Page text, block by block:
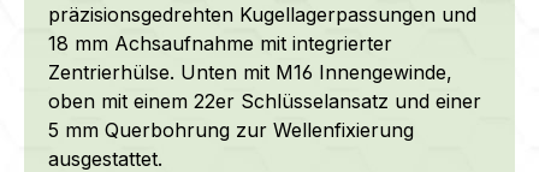
präzisionsgedrehten Kugellagerpassungen und
18 mm Achsaufnahme mit integrierter
Zentrierhülse. Unten mit M16 Innengewinde,
oben mit einem 22er Schlüsselansatz und einer
5 mm Querbohrung zur Wellenfixierung
ausgestattet.